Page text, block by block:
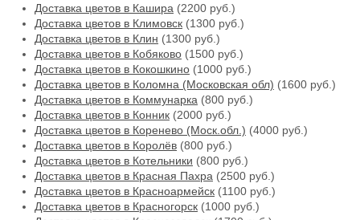
Доставка цветов в Кашира (2200 руб.)
Доставка цветов в Климовск (1300 руб.)
Доставка цветов в Клин (1300 руб.)
Доставка цветов в Кобяково (1500 руб.)
Доставка цветов в Кокошкино (1000 руб.)
Доставка цветов в Коломна (Московская обл) (1600 руб.)
Доставка цветов в Коммунарка (800 руб.)
Доставка цветов в Конник (2000 руб.)
Доставка цветов в Коренево (Моск.обл.) (4000 руб.)
Доставка цветов в Королёв (800 руб.)
Доставка цветов в Котельники (800 руб.)
Доставка цветов в Красная Пахра (2500 руб.)
Доставка цветов в Красноармейск (1100 руб.)
Доставка цветов в Красногорск (1000 руб.)